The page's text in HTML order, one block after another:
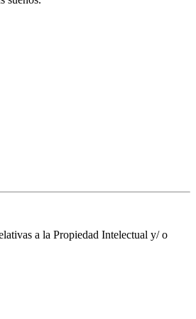
a la Propiedad Intelectual y/ o